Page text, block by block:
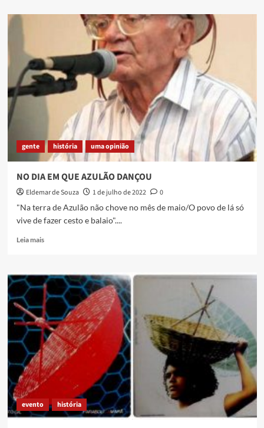
E
Menezes…
gente história uma opinião
NO DIA EM QUE AZULÃO DANÇOU
Eldemar de Souza 1 de julho de 2022
0
"Na terra de Azulão não chove no mês de maio/O povo de lá só
vive de fazer cesto e balaio"....
Leia maisRead
DIA
EM
QUE
AZULÃO
DANÇOU
evento história